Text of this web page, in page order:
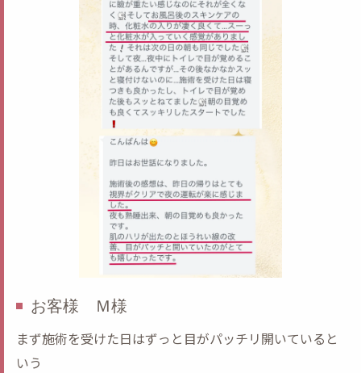
お客様 Ｍ様
まず施術を受けた日はずっと目がパッチリ開いていると
いう